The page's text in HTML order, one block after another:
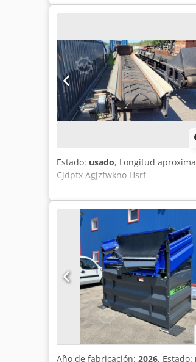
robusta, compacta y de uso
operación fácil para el usuario.
transportadora, incluso
cribados se descargan a lo largo
rampa trasera. Crjdpfx Ajw R
Mini la combinación perfecta de
individuales de cribado. -
ajustable - Cambio rápido de
perforado del tambor - Tambor
Estado: usado, Longitud
Cjdpfx Agjzfwkno Hsrf
Año de fabricación: 2026, Estado: